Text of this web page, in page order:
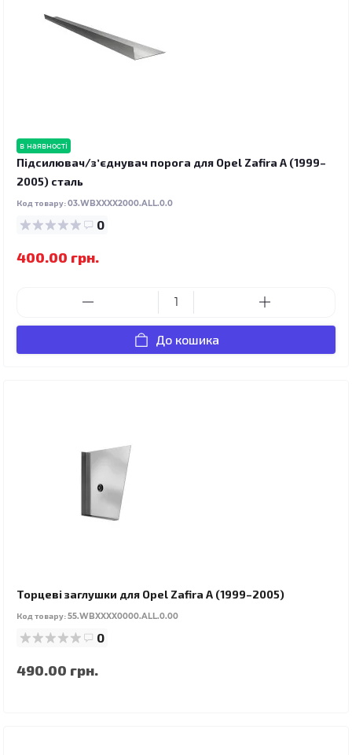
в наявності
Підсилювач/зʼєднувач порога для Opel Zafira A (1999–
2005) сталь
Код товару:03.WBXXXX2000.ALL.0.0
0
400.00 грн.
До кошика
Торцеві заглушки для Opel Zafira A (1999–2005)
Код товару:55.WBXXXX0000.ALL.0.00
0
490.00 грн.